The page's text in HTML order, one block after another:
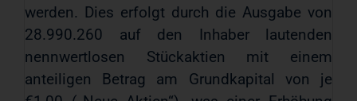
werden. Dies erfolgt durch die Ausgabe von
28.990.260 auf den Inhaber lautenden
nennwertlosen Stückaktien mit einem
anteiligen Betrag am Grundkapital von je